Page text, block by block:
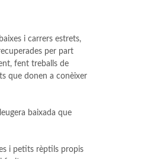
i carrers estrets,
per part
fent treballs de
que donen a conèixer
baixada que
i petits rèptils propis